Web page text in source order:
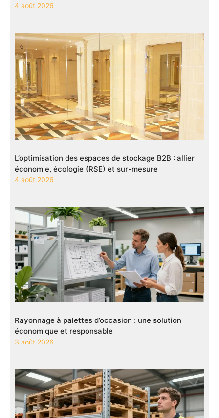
4 août 2026
L’optimisation des espaces de stockage B2B : allier
économie, écologie (RSE) et sur-mesure
4 août 2026
Rayonnage à palettes d’occasion : une solution
économique et responsable
3 août 2026